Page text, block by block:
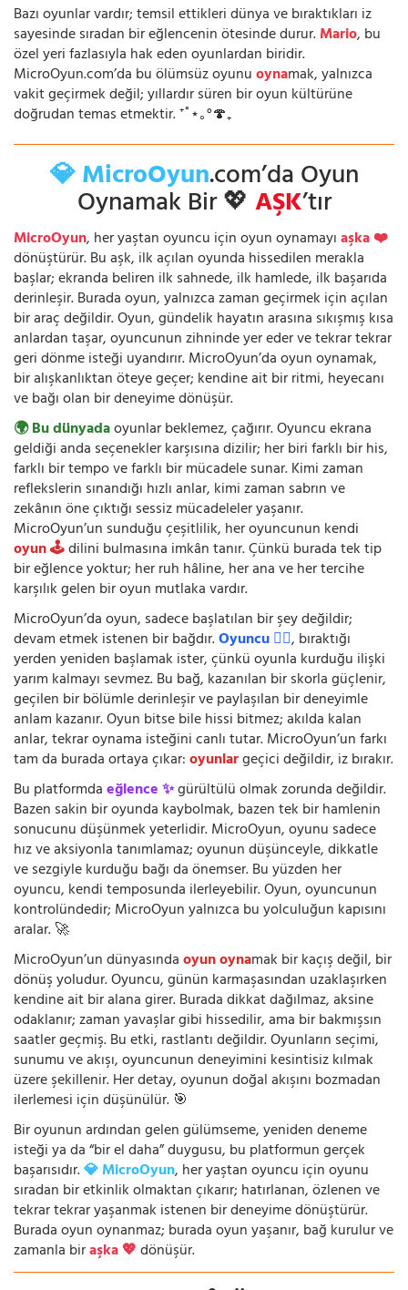
Bazı oyunlar vardır; temsil ettikleri dünya ve bıraktıkları iz
sayesinde sıradan bir eğlencenin ötesinde durur.Mario, bu
özel yeri fazlasıyla hak eden oyunlardan biridir.
MicroOyun.com’da bu ölümsüz oyunuoynamak, yalnızca
vakit geçirmek değil; yıllardır süren bir oyun kültürüne
doğrudan temas etmektir. ⁺˚⋆｡°🍄₊
💎 MicroOyun.com’da Oyun
Oynamak Bir 💖AŞK’tır
MicroOyun, her yaştan oyuncu için oyun oynamayıaşka ❤️
dönüştürür. Bu aşk, ilk açılan oyunda hissedilen merakla
başlar; ekranda beliren ilk sahnede, ilk hamlede, ilk başarıda
derinleşir. Burada oyun, yalnızca zaman geçirmek için açılan
bir araç değildir. Oyun, gündelik hayatın arasına sıkışmış kısa
anlardan taşar, oyuncunun zihninde yer eder ve tekrar tekrar
geri dönme isteği uyandırır. MicroOyun’da oyun oynamak,
bir alışkanlıktan öteye geçer; kendine ait bir ritmi, heyecanı
ve bağı olan bir deneyime dönüşür.
🌍 Bu dünyadaoyunlar beklemez, çağırır. Oyuncu ekrana
geldiği anda seçenekler karşısına dizilir; her biri farklı bir his,
farklı bir tempo ve farklı bir mücadele sunar. Kimi zaman
reflekslerin sınandığı hızlı anlar, kimi zaman sabrın ve
zekânın öne çıktığı sessiz mücadeleler yaşanır.
MicroOyun’un sunduğu çeşitlilik, her oyuncunun kendi
oyun 🕹️dilini bulmasına imkân tanır. Çünkü burada tek tip
bir eğlence yoktur; her ruh hâline, her ana ve her tercihe
karşılık gelen bir oyun mutlaka vardır.
MicroOyun’da oyun, sadece başlatılan bir şey değildir;
devam etmek istenen bir bağdır.Oyuncu 🧍‍♂️, bıraktığı
yerden yeniden başlamak ister, çünkü oyunla kurduğu ilişki
yarım kalmayı sevmez. Bu bağ, kazanılan bir skorla güçlenir,
geçilen bir bölümle derinleşir ve paylaşılan bir deneyimle
anlam kazanır. Oyun bitse bile hissi bitmez; akılda kalan
anlar, tekrar oynama isteğini canlı tutar. MicroOyun’un farkı
tam da burada ortaya çıkar:oyunlargeçici değildir, iz bırakır.
Bu platformdaeğlence ✨gürültülü olmak zorunda değildir.
Bazen sakin bir oyunda kaybolmak, bazen tek bir hamlenin
sonucunu düşünmek yeterlidir. MicroOyun, oyunu sadece
hız ve aksiyonla tanımlamaz; oyunun düşünceyle, dikkatle
ve sezgiyle kurduğu bağı da önemser. Bu yüzden her
oyuncu, kendi temposunda ilerleyebilir. Oyun, oyuncunun
kontrolündedir; MicroOyun yalnızca bu yolculuğun kapısını
aralar. 🚀
MicroOyun’un dünyasındaoyun oynamak bir kaçış değil, bir
dönüş yoludur. Oyuncu, günün karmaşasından uzaklaşırken
kendine ait bir alana girer. Burada dikkat dağılmaz, aksine
odaklanır; zaman yavaşlar gibi hissedilir, ama bir bakmışsın
saatler geçmiş. Bu etki, rastlantı değildir. Oyunların seçimi,
sunumu ve akışı, oyuncunun deneyimini kesintisiz kılmak
üzere şekillenir. Her detay, oyunun doğal akışını bozmadan
ilerlemesi için düşünülür. 🎯
Bir oyunun ardından gelen gülümseme, yeniden deneme
isteği ya da “bir el daha” duygusu, bu platformun gerçek
başarısıdır.💎 MicroOyun, her yaştan oyuncu için oyunu
sıradan bir etkinlik olmaktan çıkarır; hatırlanan, özlenen ve
tekrar tekrar yaşanmak istenen bir deneyime dönüştürür.
Burada oyun oynanmaz; burada oyun yaşanır, bağ kurulur ve
zamanla biraşka 💖dönüşür.